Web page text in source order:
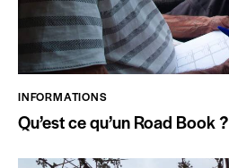
INFORMATIONS
Qu’est ce qu’un Road Book ?